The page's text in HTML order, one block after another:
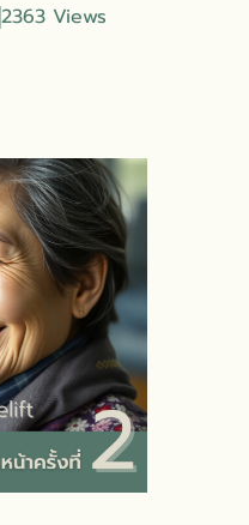
2363 Views